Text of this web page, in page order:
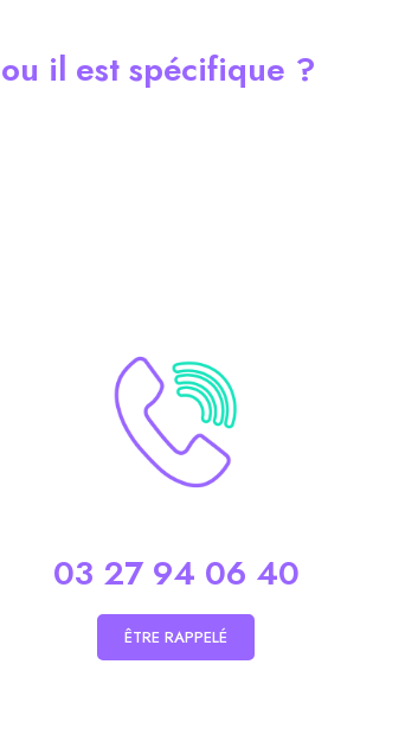
il est spécifique ?
03 27 94 06 40
ÊTRE RAPPELÉ